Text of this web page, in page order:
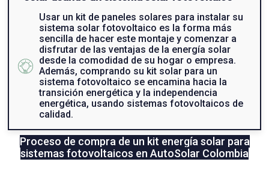
Usar un kit de paneles solares para instalar su
sistema solar fotovoltaico es la forma más
sencilla de hacer este montaje y comenzar a
disfrutar de las ventajas de la energía solar
desde la comodidad de su hogar o empresa.
Además, comprando su kit solar para un
sistema fotovoltaico se encamina hacia la
transición energética y la independencia
energética, usando sistemas fotovoltaicos de
calidad.
Proceso de compra de un kit energía solar para
sistemas fotovoltaicos en AutoSolar Colombia